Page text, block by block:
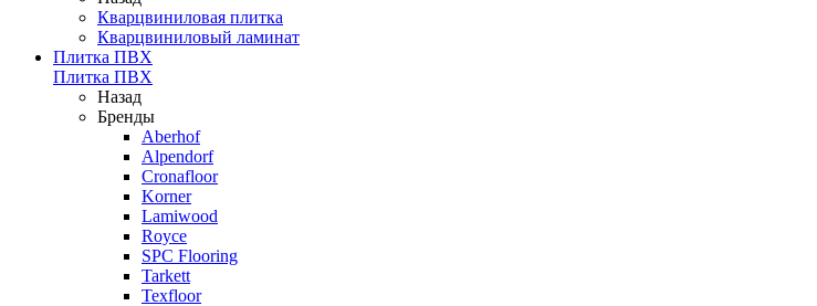
Кварцвиниловая плитка
Кварцвиниловый ламинат
Плитка ПВХ
Плитка ПВХ
Назад
Бренды
Aberhof
Alpendorf
Cronafloor
Korner
Lamiwood
Royce
SPC Flooring
Tarkett
Texfloor